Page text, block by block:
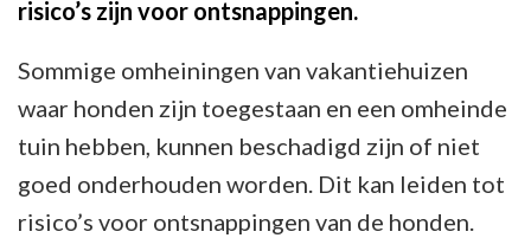
risico’s zijn voor ontsnappingen.
Sommige omheiningen van vakantiehuizen
waar honden zijn toegestaan en een omheinde
tuin hebben, kunnen beschadigd zijn of niet
goed onderhouden worden. Dit kan leiden tot
risico’s voor ontsnappingen van de honden.